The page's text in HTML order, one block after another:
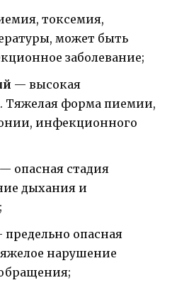
токсемия,
может быть
заболевание;
— высокая
Тяжелая форма пиемии,
инфекционного
— опасная стадия
дыхания и
предельно опасная
нарушение